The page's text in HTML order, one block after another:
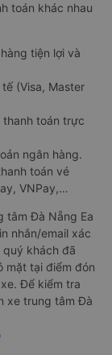
toán khác nhau
tiện lợi và
(Visa, Master
toán trực
ngân hàng.
toán vé
VNPay,…
tâm Đà Nẵng Ea
nhắn/email xác
quý khách đã
mặt tại điểm đón
Để kiểm tra
xe trung tâm Đà